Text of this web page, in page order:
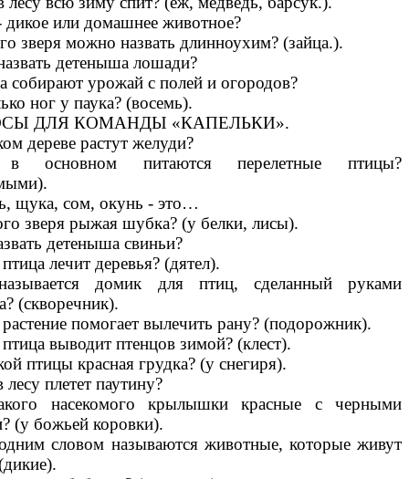
дикое или домашнее животное?
зверя можно назвать длинноухим? (зайца.).
детеныша лошади?
собирают урожай с полей и огородов?
ног у паука? (восемь).
ДЛЯ КОМАНДЫ «КАПЕЛЬКИ».
дереве растут желуди?
основном питаются перелетные птицы?
щука, сом, окунь - это…
зверя рыжая шубка? (у белки, лисы).
детеныша свиньи?
лечит деревья? (дятел).
домик для птиц, сделанный руками
(скворечник).
помогает вылечить рану? (подорожник).
выводит птенцов зимой? (клест).
птицы красная грудка? (у снегиря).
плетет паутину?
насекомого крылышки красные с черными
(у божьей коровки).
словом называются животные, которые живут